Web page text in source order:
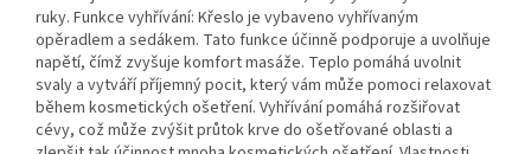
ruky. Funkce vyhřívání: Křeslo je vybaveno vyhřívaným
opěradlem a sedákem. Tato funkce účinně podporuje a uvolňuje
napětí, čímž zvyšuje komfort masáže. Teplo pomáhá uvolnit
svaly a vytváří příjemný pocit, který vám může pomoci relaxovat
během kosmetických ošetření. Vyhřívání pomáhá rozšiřovat
cévy, což může zvýšit průtok krve do ošetřované oblasti a